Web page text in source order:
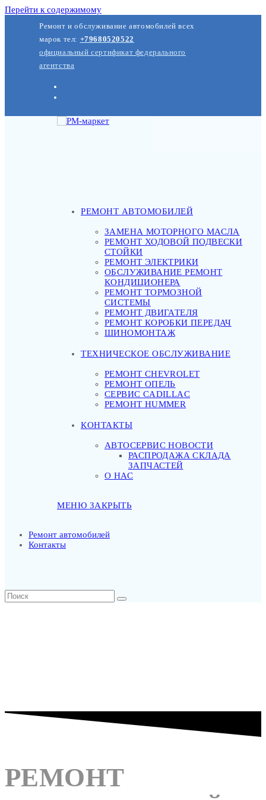
Перейти к содержимому
Ремонт и обслуживание автомобилей всех
марок тел: +79680520522
официальный сертификат федерального
агентства
РЕМОНТ АВТОМОБИЛЕЙ
ЗАМЕНА МОТОРНОГО МАСЛА
РЕМОНТ ХОДОВОЙ ПОДВЕСКИ
СТОЙКИ
РЕМОНТ ЭЛЕКТРИКИ
ОБСЛУЖИВАНИЕ РЕМОНТ
КОНДИЦИОНЕРА
РЕМОНТ ТОРМОЗНОЙ
СИСТЕМЫ
РЕМОНТ ДВИГАТЕЛЯ
РЕМОНТ КОРОБКИ ПЕРЕДАЧ
ШИНОМОНТАЖ
ТЕХНИЧЕСКОЕ ОБСЛУЖИВАНИЕ
РЕМОНТ CHEVROLET
РЕМОНТ ОПЕЛЬ
СЕРВИС CADILLAC
РЕМОНТ HUMMER
КОНТАКТЫ
АВТОСЕРВИС НОВОСТИ
РАСПРОДАЖА СКЛАДА
ЗАПЧАСТЕЙ
О НАС
МЕНЮ ЗАКРЫТЬ
Ремонт автомобилей
Контакты
РЕМОНТ